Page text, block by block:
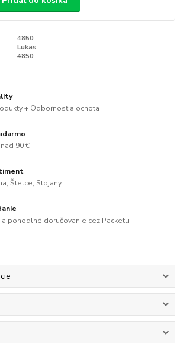
4850
Lukas
4850
+ Odbornosť a ochota
90 €
Štetce, Stojany
pohodlné doručovanie cez Packetu